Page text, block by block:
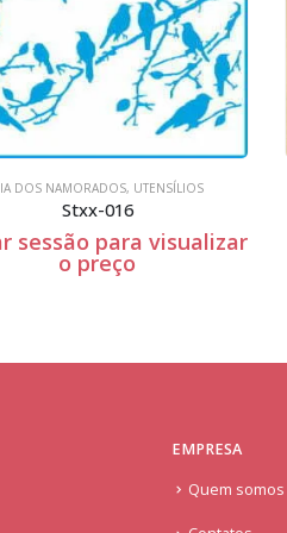
UTENSÍLIOS
St-303
sessão para visualizar
o preço
EMPRESA
Quem somos